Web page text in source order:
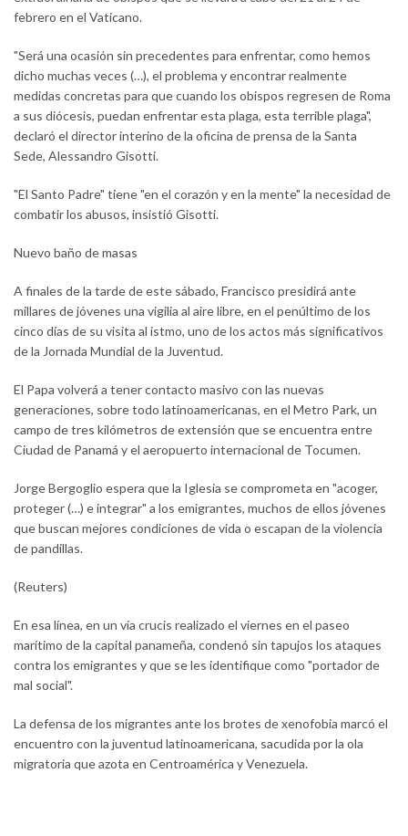
febrero en el Vaticano.
"Será una ocasión sin precedentes para enfrentar, como hemos
dicho muchas veces (…), el problema y encontrar realmente
medidas concretas para que cuando los obispos regresen de Roma
a sus diócesis, puedan enfrentar esta plaga, esta terrible plaga",
declaró el director interino de la oficina de prensa de la Santa
Sede, Alessandro Gisotti.
"El Santo Padre" tiene "en el corazón y en la mente" la necesidad de
combatir los abusos, insistió Gisotti.
Nuevo baño de masas
A finales de la tarde de este sábado, Francisco presidirá ante
millares de jóvenes una vigilia al aire libre, en el penúltimo de los
cinco días de su visita al istmo, uno de los actos más significativos
de la Jornada Mundial de la Juventud.
El Papa volverá a tener contacto masivo con las nuevas
generaciones, sobre todo latinoamericanas, en el Metro Park, un
campo de tres kilómetros de extensión que se encuentra entre
Ciudad de Panamá y el aeropuerto internacional de Tocumen.
Jorge Bergoglio espera que la Iglesia se comprometa en "acoger,
proteger (…) e integrar" a los emigrantes, muchos de ellos jóvenes
que buscan mejores condiciones de vida o escapan de la violencia
de pandillas.
(Reuters)
En esa línea, en un vía crucis realizado el viernes en el paseo
marítimo de la capital panameña, condenó sin tapujos los ataques
contra los emigrantes y que se les identifique como "portador de
mal social".
La defensa de los migrantes ante los brotes de xenofobia marcó el
encuentro con la juventud latinoamericana, sacudida por la ola
migratoria que azota en Centroamérica y Venezuela.